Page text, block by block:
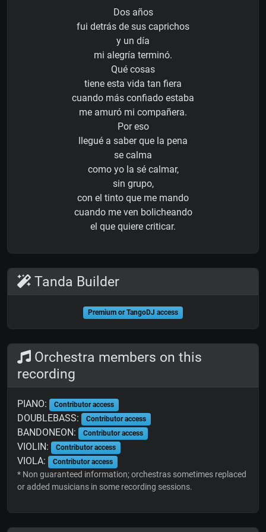
Dos años
fui detrás de sus caprichos
y un día
mi alegría terminó.
Qué cosas
tiene esta vida tan fiera
cuando más confiado estaba
me amuró mi compañera.
Por eso
llegué a saber que la pena
se calma
como yo la sé calmar,
sin grupo,
con el tinto que me mando
cuando me ven bolicheando
el que quiere criticar.
Tanda Builder
Premium or TangoDJ access
Orchestra members on this
recording
PIANO: Contributor access
DOUBLEBASS: Contributor access
BANDONEON: Contributor access
VIOLIN: Contributor access
VIOLA: Contributor access
* Non guaranteed information; orchestras sometimes replaced
or added musicians in some recording sessions.